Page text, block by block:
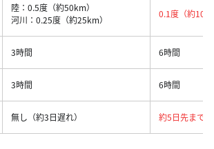
陸：0.5度（約50km）
河川：0.25度（約25km）
0.1度（約
3時間 6時間
3時間 6時間
無し（約3日遅れ） 約5日先まで